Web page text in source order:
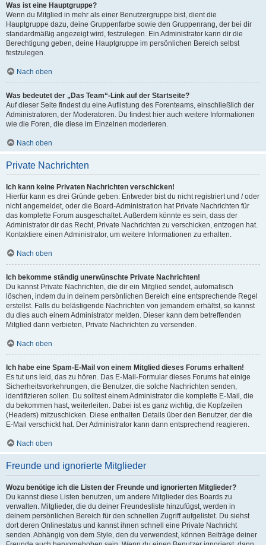
Was ist eine Hauptgruppe?
Wenn du Mitglied in mehr als einer Benutzergruppe bist, dient die
Hauptgruppe dazu, deine Gruppenfarbe sowie den Gruppenrang, der bei dir
standardmäßig angezeigt wird, festzulegen. Ein Administrator kann dir die
Berechtigung geben, deine Hauptgruppe im persönlichen Bereich selbst
festzulegen.
Nach oben
Was bedeutet der „Das Team“-Link auf der Startseite?
Auf dieser Seite findest du eine Auflistung des Forenteams, einschließlich der
Administratoren, der Moderatoren. Du findest hier auch weitere Informationen
wie die Foren, die diese im Einzelnen moderieren.
Nach oben
Private Nachrichten
Ich kann keine Privaten Nachrichten verschicken!
Hierfür kann es drei Gründe geben: Entweder bist du nicht registriert und / oder
nicht angemeldet, oder die Board-Administration hat Private Nachrichten für
das komplette Forum ausgeschaltet. Außerdem könnte es sein, dass der
Administrator dir das Recht, Private Nachrichten zu verschicken, entzogen hat.
Kontaktiere einen Administrator, um weitere Informationen zu erhalten.
Nach oben
Ich bekomme ständig unerwünschte Private Nachrichten!
Du kannst Private Nachrichten, die dir ein Mitglied sendet, automatisch
löschen, indem du in deinem persönlichen Bereich eine entsprechende Regel
erstellst. Falls du belästigende Nachrichten von jemandem erhältst, so kannst
du dies auch einem Administrator melden. Dieser kann dem betreffenden
Mitglied dann verbieten, Private Nachrichten zu versenden.
Nach oben
Ich habe eine Spam-E-Mail von einem Mitglied dieses Forums erhalten!
Es tut uns leid, das zu hören. Das E-Mail-Formular dieses Forums hat einige
Sicherheitsvorkehrungen, die Benutzer, die solche Nachrichten senden,
identifizieren sollen. Du solltest einem Administrator die komplette E-Mail, die
du bekommen hast, weiterleiten. Dabei ist es ganz wichtig, die Kopfzeilen
(Headers) mitzuschicken. Diese enthalten Details über den Benutzer, der die
E-Mail verschickt hat. Der Administrator kann dann entsprechend reagieren.
Nach oben
Freunde und ignorierte Mitglieder
Wozu benötige ich die Listen der Freunde und ignorierten Mitglieder?
Du kannst diese Listen benutzen, um andere Mitglieder des Boards zu
verwalten. Mitglieder, die du deiner Freundesliste hinzufügst, werden in
deinem persönlichen Bereich für den schnellen Zugriff aufgelistet. Du siehst
dort deren Onlinestatus und kannst ihnen schnell eine Private Nachricht
senden. Abhängig von dem Style, den du verwendest, können Beiträge deiner